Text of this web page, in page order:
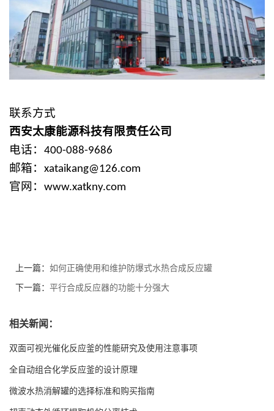
联系方式
西安太康能源科技有限责任公司
电话： 400-088-9686
邮箱： xataikang@126.com
官网： www.xatkny.com
上一篇： 如何正确使用和维护防爆式水热合成反应罐
下一篇： 平行合成反应器的功能十分强大
相关新闻：
双面可视光催化反应釜的性能研究及使用注意事项
全自动组合化学反应釜的设计原理
微波水热消解罐的选择标准和购买指南